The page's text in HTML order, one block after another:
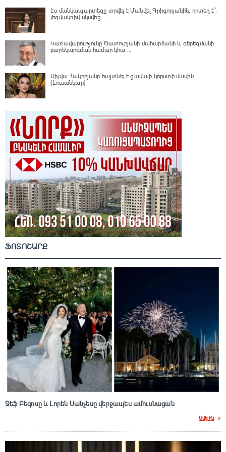
Էս մանկապարտեզը տրվել է Մանվել Գրիգորյանին, որտեղ է՞․
լեզվակռիվ սկսվեց ...
Կառավարությունը Ծատուրյանի մահարձանի և գերեզմանի
բարեկարգման համար կհա ...
Սիլվա Հակոբյանը հայտնել է ցավալի կորստի մասին
(Լուսանկար)
ՖՈՏՈՇԱՐՔ
Ջեֆ Բեզոսը և Լորեն Սանչեսը վերջապես ամուսնացան
Ավելին